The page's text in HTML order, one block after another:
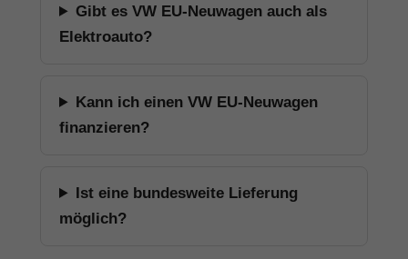
Gibt es VW EU-Neuwagen auch als
Elektroauto?
Kann ich einen VW EU-Neuwagen
finanzieren?
Ist eine bundesweite Lieferung
möglich?